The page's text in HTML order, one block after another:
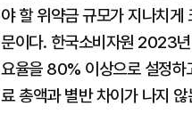
야 할 위약금 규모가 지나치게
문이다. 한국소비자원 2023
요율을 80% 이상으로 설정하
료 총액과 별반 차이가 나지 않